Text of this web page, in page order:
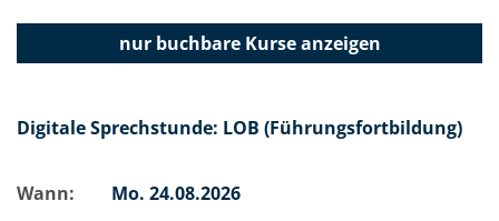
nur buchbareKurse anzeigen
Digitale Sprechstunde: LOB (Führungsfortbildung)
Wann: Mo. 24.08.2026